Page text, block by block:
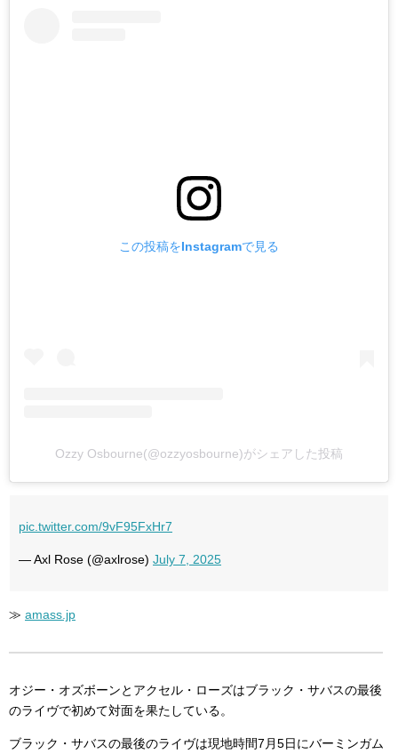
この投稿をInstagramで見る
Ozzy Osbourne(@ozzyosbourne)がシェアした投稿
pic.twitter.com/9vF95FxHr7
— Axl Rose (@axlrose) July 7, 2025
≫ amass.jp
オジー・オズボーンとアクセル・ローズはブラック・サバスの最後
のライヴで初めて対面を果たしている。
ブラック・サバスの最後のライヴは現地時間7月5日にバーミンガム